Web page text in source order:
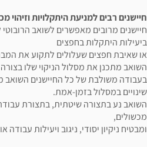
חיישנים רבים למניעת היתקלויות וזיהוי
חיישנים מרובים מאפשרים לשואב
ביעילות היתקלות בחפצים
או שאיבת חפצים שעלולים לתקוע את
השואב מתכנן את מסלול הניקוי שלו
בעבודה משולבת של כל החיישנים השואב
שינויים במסלול בזמן-אמת.
השואב נע בתצורה שיטתית, בתצורת
מכשולים,
ומבטיח ניקיון יסודי, ניגוב ויעילות עבודה